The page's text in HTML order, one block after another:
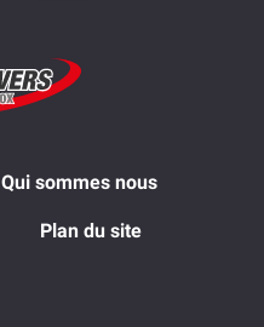
Qui sommes nous
Plan du site